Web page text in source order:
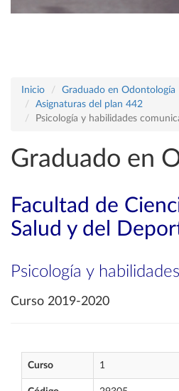
Inicio
Graduado en Odontología
Asignaturas del plan 442
Psicología y habilidades
Graduado en
Facultad de
Salud y del
Psicología y
Curso 2019-2020
Curso 1